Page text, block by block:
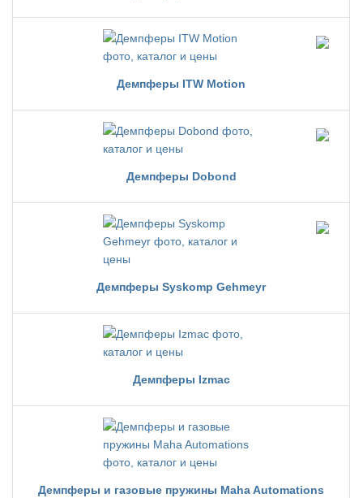
Демпферы ITW Motion
Демпферы Dobond
Демпферы Syskomp Gehmeyr
Демпферы Izmac
Демпферы и газовые пружины Maha Automations